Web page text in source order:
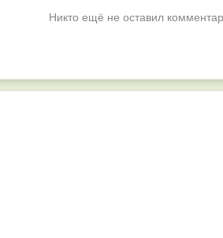
Никто ещё не оставил